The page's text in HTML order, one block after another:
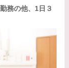
務の他、1日３